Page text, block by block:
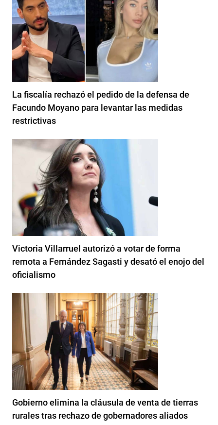
La fiscalía rechazó el pedido de la defensa de
Facundo Moyano para levantar las medidas
restrictivas
Victoria Villarruel autorizó a votar de forma
remota a Fernández Sagasti y desató el enojo del
oficialismo
Gobierno elimina la cláusula de venta de tierras
rurales tras rechazo de gobernadores aliados